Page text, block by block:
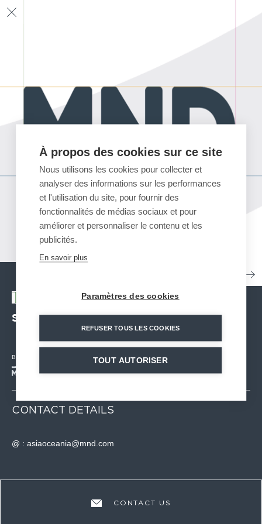
SCONSULTING Inc. | PAKISTAN
Business lines :
CONTACT DETAILS
@ : asiaoceania@mnd.com
CONTACT US
À propos des cookies sur ce site
Nous utilisons les cookies pour collecter et
analyser des informations sur les performances
et l'utilisation du site, pour fournir des
fonctionnalités de médias sociaux et pour
améliorer et personnaliser le contenu et les
publicités.
En savoir plus
Paramètres des cookies
REFUSER TOUS LES COOKIES
TOUT AUTORISER